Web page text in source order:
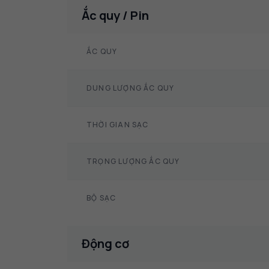
Ắc quy / Pin
ẮC QUY
DUNG LƯỢNG ẮC QUY
THỜI GIAN SẠC
TRỌNG LƯỢNG ẮC QUY
BỘ SẠC
Động cơ